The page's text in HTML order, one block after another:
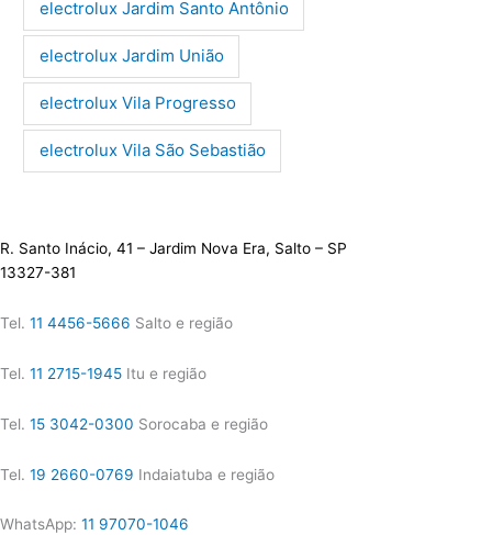
electrolux Jardim Santo Antônio
electrolux Jardim União
electrolux Vila Progresso
electrolux Vila São Sebastião
R. Santo Inácio, 41 – Jardim Nova Era, Salto – SP
13327-381
Tel. 11 4456-5666 Salto e região
Tel. 11 2715-1945 Itu e região
Tel. 15 3042-0300 Sorocaba e região
Tel. 19 2660-0769 Indaiatuba e região
WhatsApp: 11 97070-1046